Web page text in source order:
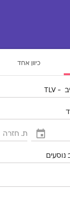
כיוון אחד